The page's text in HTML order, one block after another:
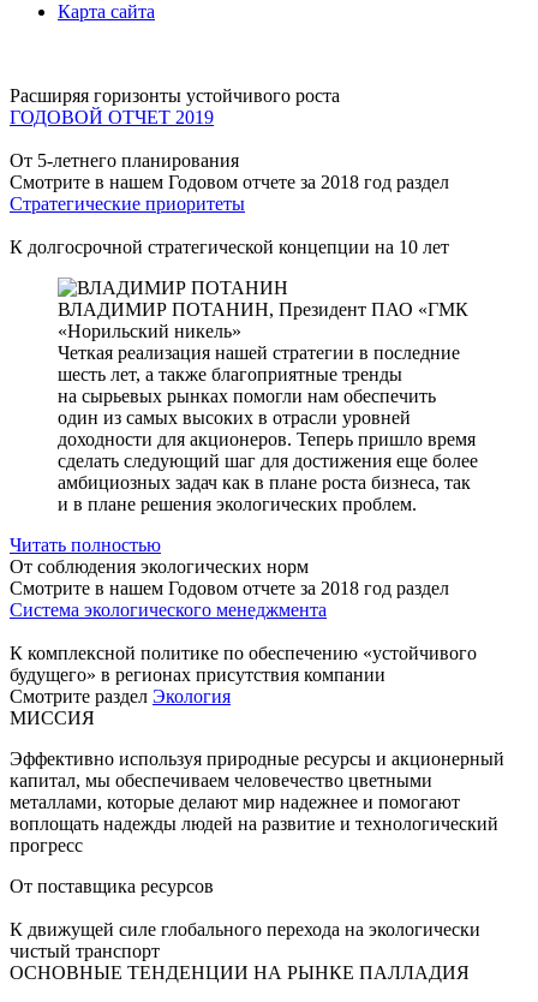
Карта сайта
Расширяя горизонты устойчивого роста
ГОДОВОЙ ОТЧЕТ 2019
От 5-летнего планирования
Смотрите в нашем Годовом отчете за 2018 год раздел
Стратегические приоритеты
К долгосрочной стратегической концепции на 10 лет
ВЛАДИМИР ПОТАНИН, Президент ПАО «ГМК
«Норильский никель»
Четкая реализация нашей стратегии в последние
шесть лет, а также благоприятные тренды
на сырьевых рынках помогли нам обеспечить
один из самых высоких в отрасли уровней
доходности для акционеров. Теперь пришло время
сделать следующий шаг для достижения еще более
амбициозных задач как в плане роста бизнеса, так
и в плане решения экологических проблем.
Читать полностью
От соблюдения экологических норм
Смотрите в нашем Годовом отчете за 2018 год раздел
Система экологического менеджмента
К комплексной политике по обеспечению «устойчивого
будущего» в регионах присутствия компании
Смотрите раздел Экология
МИССИЯ
Эффективно используя природные ресурсы и акционерный
капитал, мы обеспечиваем человечество цветными
металлами, которые делают мир надежнее и помогают
воплощать надежды людей на развитие и технологический
прогресс
От поставщика ресурсов
К движущей силе глобального перехода на экологически
чистый транспорт
ОСНОВНЫЕ ТЕНДЕНЦИИ НА РЫНКЕ ПАЛЛАДИЯ